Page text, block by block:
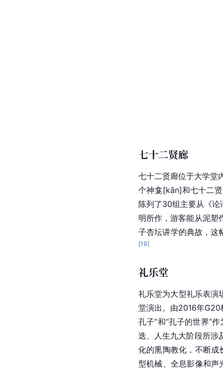
七十二贤廊
七十二贤廊位于大学堂
个神龛[kān]和七十二
陈列了30组主要从《论
明所作，游客能从泥塑
子杏坛讲学的典故，这
[19]
礼乐堂
礼乐堂为大型礼乐表演
堂演出。由2016年
孔子”和“孔子的世界”
迭、人生九大阶段所涉
化的熏陶教化，不断成
型机械、全息影像和声